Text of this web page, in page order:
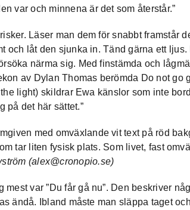
var och minnena är det som återstår.”
Läser man dem för snabbt framstår
och låt den sjunka in. Tänd gärna ett
närma sig. Med finstämda och
av Dylan Thomas berömda Do not
light) skildrar Ewa känslor som inte
på det här sättet.”
med omväxlande vit text på röd
tar liten fysisk plats. Som livet, fast
(alex@cronopio.se)
mest var ”Du får gå nu”. Den beskriver
ändå. Ibland måste man släppa taget